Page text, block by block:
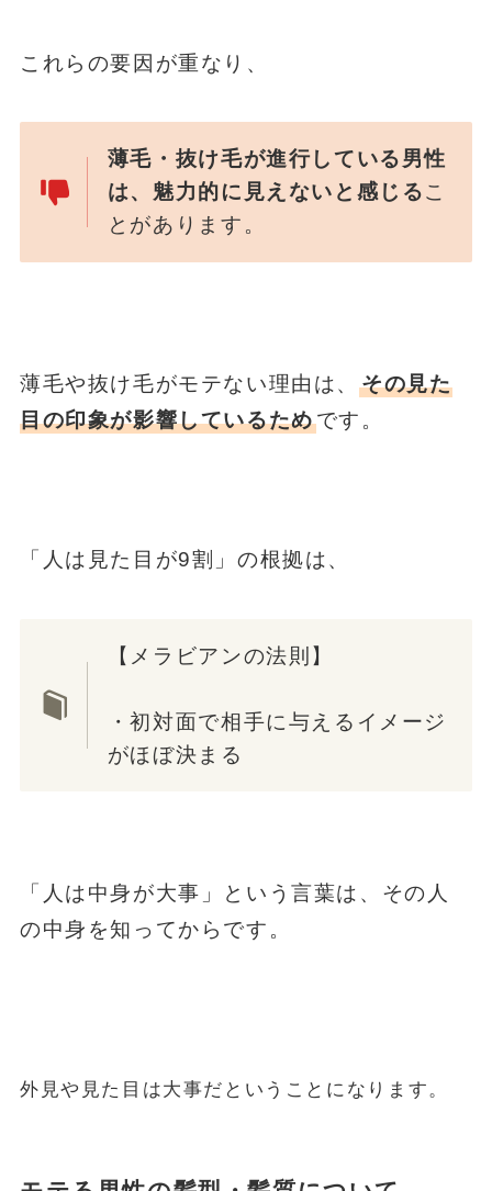
これらの要因が重なり、
薄毛・抜け毛が進行している男性
は、魅力的に見えないと感じるこ
とがあります。
薄毛や抜け毛がモテない理由は、その見た
目の印象が影響しているためです。
「人は見た目が9割」の根拠は、
【メラビアンの法則】
・初対面で相手に与えるイメージ
がほぼ決まる
「人は中身が大事」という言葉は、その人
の中身を知ってからです。
外見や見た目は大事だということになります。